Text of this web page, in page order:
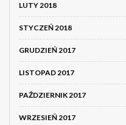
LUTY 2018
STYCZEŃ 2018
GRUDZIEŃ 2017
LISTOPAD 2017
PAŹDZIERNIK 2017
WRZESIEŃ 2017